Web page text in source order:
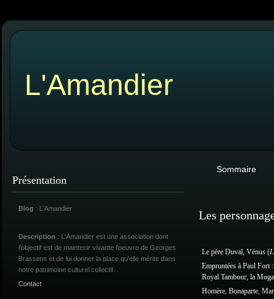
L'Amandier
Présentation
Blog : L'Amandier
Description : L'Amandier est une association dont
l'objectif est de maintenir vivante l'oeuvre de Georges
Brassens et de lui donner la place qu'elle mérite dans
notre patrimoine culturel collectif.
Contact
Sommaire
Les
Le père Duval, Vénus (
Empruntées à Paul Fort
Royal Tambour, la
Homère, Bonaparte,